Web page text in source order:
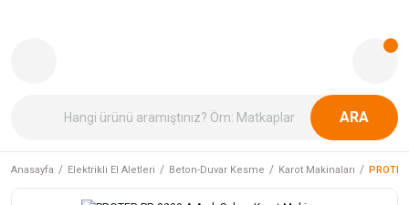
ARA
Anasayfa Elektrikli El Aletleri Beton-Duvar Kesme Karot Makinaları